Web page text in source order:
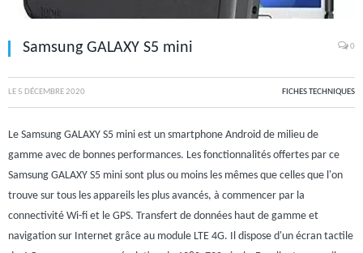
Samsung GALAXY S5 mini 0
LE 5 DÉCEMBRE 2020 FICHES TECHNIQUES
Le Samsung GALAXY S5 mini est un smartphone Android de milieu de
gamme avec de bonnes performances. Les fonctionnalités offertes par ce
Samsung GALAXY S5 mini sont plus ou moins les mêmes que celles que l'on
trouve sur tous les appareils les plus avancés, à commencer par la
connectivité Wi-fi et le GPS. Transfert de données haut de gamme et
navigation sur Internet grâce au module LTE 4G. Il dispose d'un écran tactile